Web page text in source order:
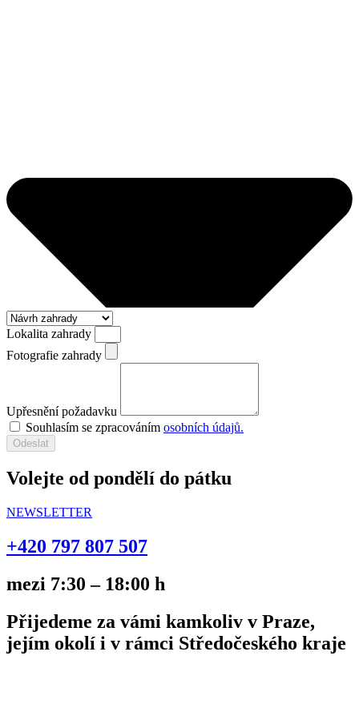
Lokalita zahrady
Fotografie zahrady
Upřesnění požadavku
Souhlasím se zpracováním osobních údajů.
Odeslat
Volejte od pondělí do pátku
NEWSLETTER
+420 797 807 507
mezi 7:30 – 18:00 h
Přijedeme za vámi kamkoliv v Praze,
jejím okolí i v rámci Středočeského kraje